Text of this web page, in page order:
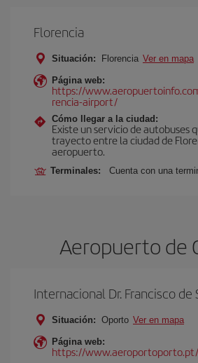
Florencia
Situación: Florencia Ver en mapa
Página web:
https://
rencia-airport/
Cómo llegar a la ciudad:
Existe un servicio de autobuses
trayecto entre la ciudad de
aeropuerto.
Terminales: Cuenta con una
Aeropuerto de
Internacional Dr. Francisco de
Situación: Oporto Ver en mapa
Página web:
https://